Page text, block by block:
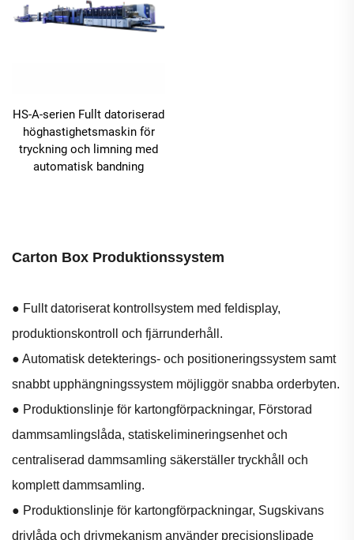
HS-A-serien Fullt datoriserad
höghastighetsmaskin för
tryckning och limning med
automatisk bandning
Carton Box Produktionssystem
● Fullt datoriserat kontrollsystem med feldisplay,
produktionskontroll och fjärrunderhåll.
● Automatisk detekterings- och positioneringssystem samt
snabbt upphängningssystem möjliggör snabba orderbyten.
● Produktionslinje för kartongförpackningar, Förstorad
dammsamlingslåda, statiskelimineringsenhet och
centraliserad dammsamling säkerställer tryckhåll och
komplett dammsamling.
● Produktionslinje för kartongförpackningar, Sugskivans
drivlåda och drivmekanism använder precisionslipade